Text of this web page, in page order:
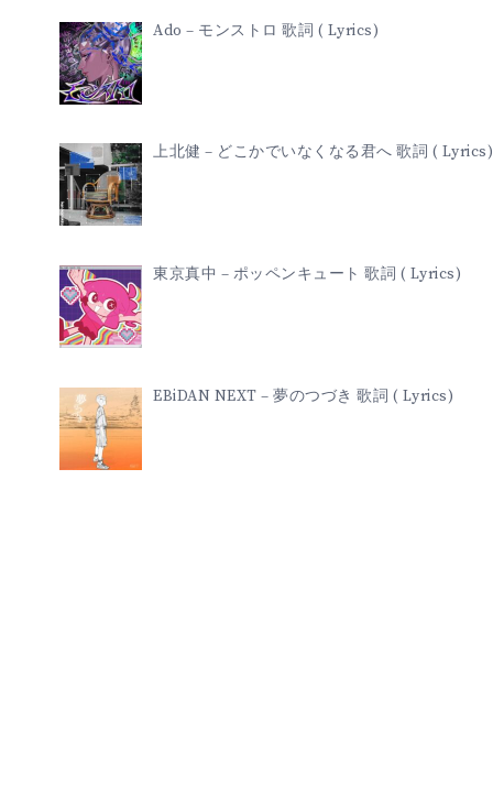
Ado – モンストロ 歌詞 ( Lyrics)
上北健 – どこかでいなくなる君へ 歌詞 ( Lyrics)
東京真中 – ポッペンキュート 歌詞 ( Lyrics)
EBiDAN NEXT – 夢のつづき 歌詞 ( Lyrics)